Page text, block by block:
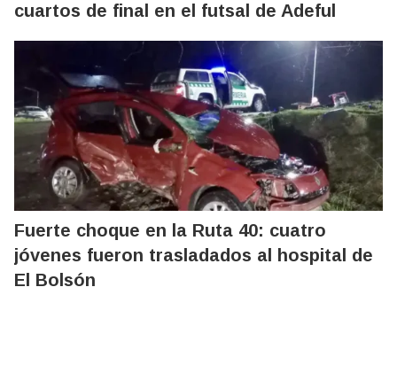
cuartos de final en el futsal de Adeful
Fuerte choque en la Ruta 40: cuatro
jóvenes fueron trasladados al hospital de
El Bolsón